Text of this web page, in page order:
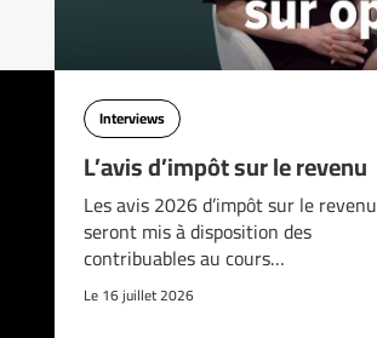
Interviews
L’avis d’impôt sur le revenu
Les avis 2026 d’impôt sur le revenu
seront mis à disposition des
contribuables au cours…
Le 16 juillet 2026